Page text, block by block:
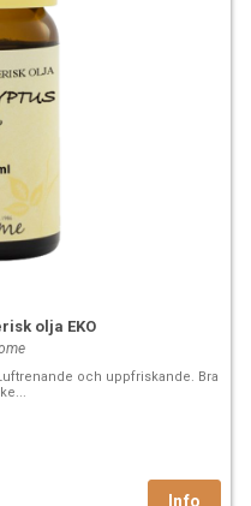
olja EKO
och uppfriskande. Bra